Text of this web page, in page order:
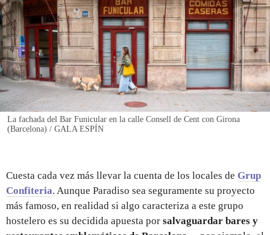
INICIAR SESIÓN
La fachada del Bar Funicular en la calle Consell de Cent con Girona
(Barcelona) / GALA ESPÍN
Cuesta cada vez más llevar la cuenta de los locales de Grup
Confiteria. Aunque Paradiso sea seguramente su proyecto
más famoso, en realidad si algo caracteriza a este grupo
hostelero es su decidida apuesta por salvaguardar bares y